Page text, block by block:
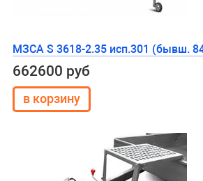
МЗСА S 3618-2.35 исп.301 (бывш.
662600 руб